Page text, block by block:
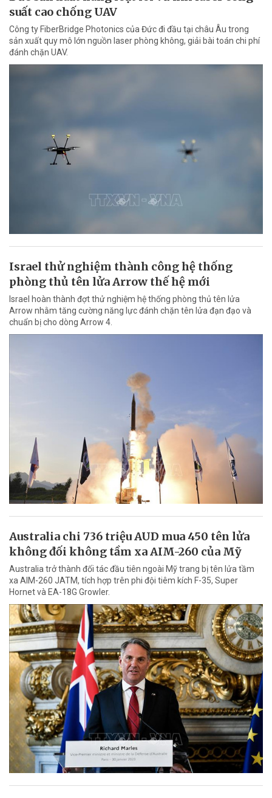
suất cao chống UAV
Công ty FiberBridge Photonics của Đức đi đầu tại châu Âu trong
sản xuất quy mô lớn nguồn laser phòng không, giải bài toán chi phí
đánh chặn UAV.
Israel thử nghiệm thành công hệ thống
phòng thủ tên lửa Arrow thế hệ mới
Israel hoàn thành đợt thử nghiệm hệ thống phòng thủ tên lửa
Arrow nhằm tăng cường năng lực đánh chặn tên lửa đạn đạo và
chuẩn bị cho dòng Arrow 4.
Australia chi 736 triệu AUD mua 450 tên lửa
không đối không tầm xa AIM-260 của Mỹ
Australia trở thành đối tác đầu tiên ngoài Mỹ trang bị tên lửa tầm
xa AIM-260 JATM, tích hợp trên phi đội tiêm kích F-35, Super
Hornet và EA-18G Growler.